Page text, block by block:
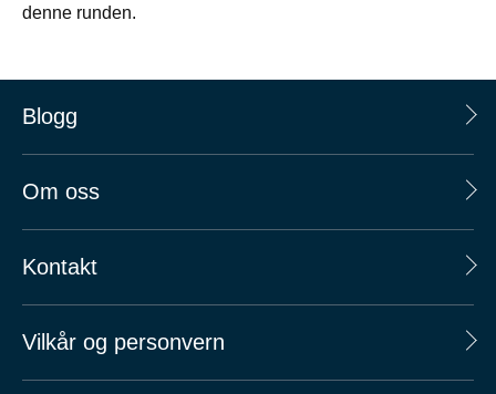
denne runden.
Blogg
Om oss
Kontakt
Vilkår og personvern